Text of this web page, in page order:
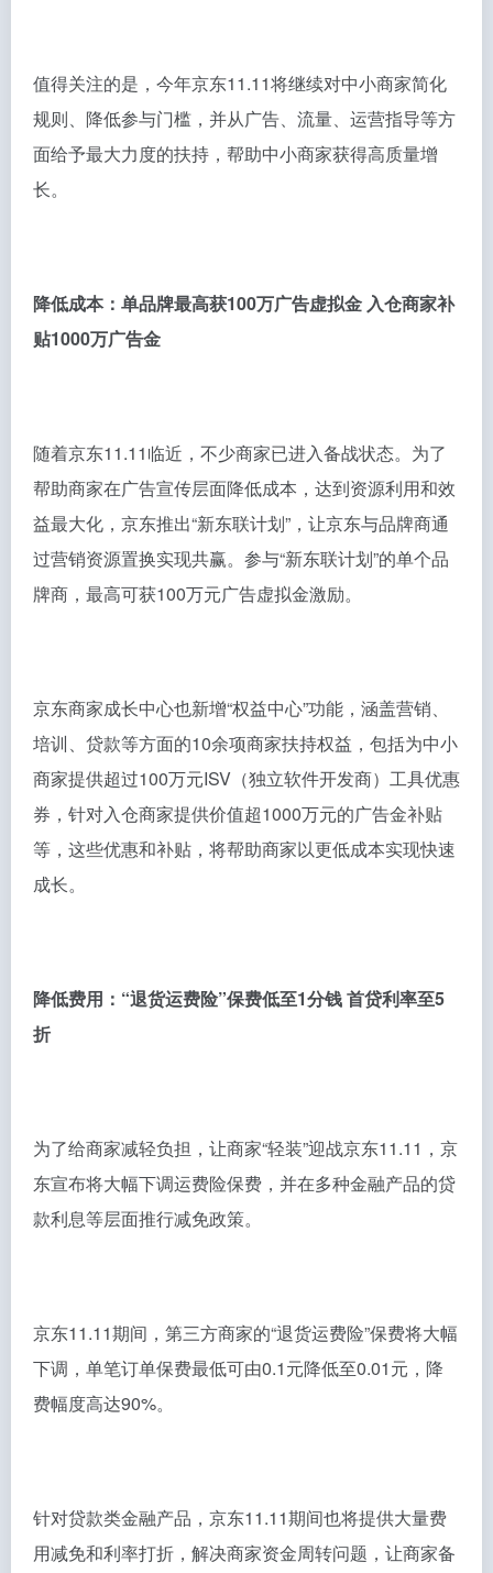
值得关注的是，今年京东11.11将继续对中小商家简化
规则、降低参与门槛，并从广告、流量、运营指导等方
面给予最大力度的扶持，帮助中小商家获得高质量增
长。
降低成本：单品牌最高获100万广告虚拟金 入仓商家补
贴1000万广告金
随着京东11.11临近，不少商家已进入备战状态。为了
帮助商家在广告宣传层面降低成本，达到资源利用和效
益最大化，京东推出“新东联计划”，让京东与品牌商通
过营销资源置换实现共赢。参与“新东联计划”的单个品
牌商，最高可获100万元广告虚拟金激励。
京东商家成长中心也新增“权益中心”功能，涵盖营销、
培训、贷款等方面的10余项商家扶持权益，包括为中小
商家提供超过100万元ISV（独立软件开发商）工具优惠
券，针对入仓商家提供价值超1000万元的广告金补贴
等，这些优惠和补贴，将帮助商家以更低成本实现快速
成长。
降低费用：“退货运费险”保费低至1分钱 首贷利率至5
折
为了给商家减轻负担，让商家“轻装”迎战京东11.11，京
东宣布将大幅下调运费险保费，并在多种金融产品的贷
款利息等层面推行减免政策。
京东11.11期间，第三方商家的“退货运费险”保费将大幅
下调，单笔订单保费最低可由0.1元降低至0.01元，降
费幅度高达90%。
针对贷款类金融产品，京东11.11期间也将提供大量费
用减免和利率打折，解决商家资金周转问题，让商家备